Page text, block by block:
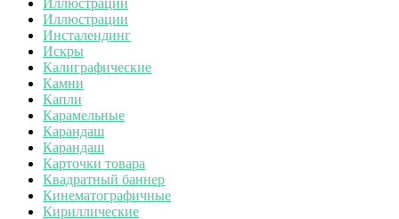
Иллюстрации
Инсталендинг
Искры
Калиграфические
Камни
Капли
Карамельные
Карандаш
Карандаш
Карточки товара
Квадратный баннер
Кинематографичные
Кириллические